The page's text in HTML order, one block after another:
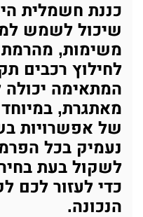
כננת חשמלית
שיכול לשמש
משימות, מהרמת
לחילוץ רכבים
המתאימה
מאתגרת, במיוחד
של אפשרויות
נעמיק בכל
לשקול בעת
כדי לעזור לכם
הנכונה.